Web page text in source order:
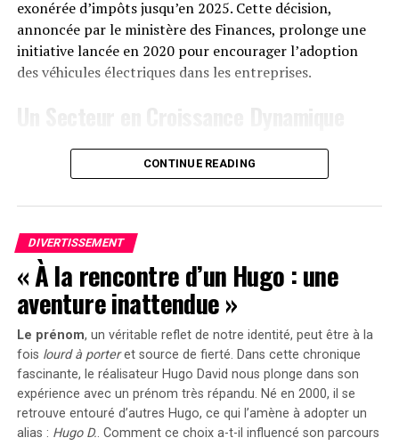
d’Anker SOLIX ainsi que sur Amazon au prix standard de
1299 euros. Cependant, une offre promotionnelle
« early bird » sera active du20 janvier au 23 février
2025, permettant aux acheteurs intéressés d’acquérir
le Solarbank 2 AC représente une avancée significative
engagement envers la durabilité environnementale.
exonérée d’impôts jusqu’en 2025. Cette décision,
annoncée par le ministère des Finances, prolonge une
initiative lancée en 2020 pour encourager l’adoption
des véhicules électriques dans les entreprises.
Cette prolongation intervient à un moment clé, alors
que le marché des voitures électriques continue
En2023, les particuliers représentent désormais 84%
des acquisitions de véhicules électriques, contre
seulement 68% en 2018.
Concrètement,cette mesure permet aux sociétés
d’installer gratuitement des bornes de recharge pour
leurs employés sans impact fiscal. Les frais liés à
l’électricité pour ces recharges ne seront pas pris en
compte dans le calcul des avantages en nature. De plus,
un abattement de 50% sur ces avantages est maintenu
CONTINUE READING
DIVERTISSEMENT
« À la rencontre d’un Hugo : une
aventure inattendue »
Le prénom, un véritable reflet de notre identité, peut être à la
fois lourd à porteret source de fierté. Dans cette chronique
fascinante, le réalisateur Hugo David nous plonge dans son
expérience avec un prénom très répandu. Né en 2000, il se
retrouve entouré d’autres Hugo, ce qui l’amène à adopter un
alias : Hugo D.. Comment ce choix a-t-il influencé son parcours